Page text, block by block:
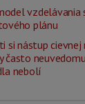
plánu
si nástup
často
nebolí